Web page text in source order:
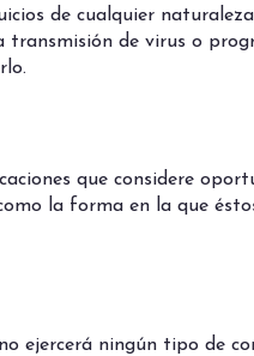
de cualquier
de virus o
que considere
la forma en la que
ejercerá ningún tipo de